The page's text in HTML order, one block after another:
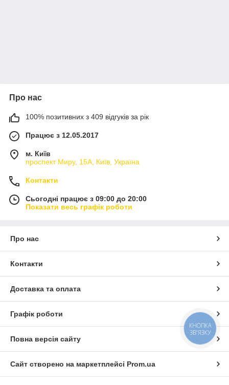
Про нас
100% позитивних з 409 відгуків за рік
Працює з 12.05.2017
м. Київ
проспект Миру, 15А, Київ, Україна
Контакти
Сьогодні працює з 09:00 до 20:00
Показати весь графік роботи
Про нас
Контакти
Доставка та оплата
Графік роботи
Повна версія сайту
Сайт створено на маркетплейсі Prom.ua
КНОПКА
ЗВ'ЯЗКУ